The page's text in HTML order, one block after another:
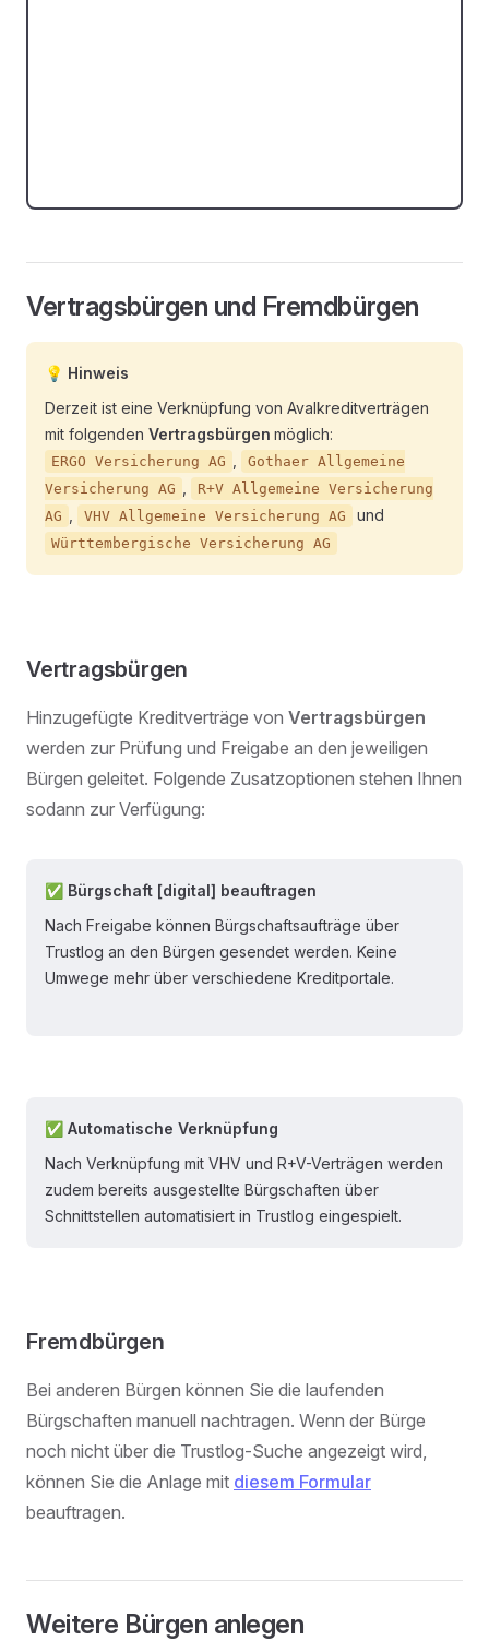
Vertragsbürgen und Fremdbürgen
💡 Hinweis
Derzeit ist eine Verknüpfung von Avalkreditverträgen
mit folgenden Vertragsbürgen möglich:
ERGO Versicherung AG
Gothaer Allgemeine
Versicherung AG
R+V Allgemeine Versicherung
AG
VHV Allgemeine Versicherung AG und
Württembergische Versicherung AG
Vertragsbürgen
Hinzugefügte Kreditverträge von Vertragsbürgen
werden zur Prüfung und Freigabe an den jeweiligen
Bürgen geleitet. Folgende Zusatzoptionen stehen Ihnen
sodann zur Verfügung:
✅ Bürgschaft [digital] beauftragen
Nach Freigabe können Bürgschaftsaufträge über
Trustlog an den Bürgen gesendet werden. Keine
Umwege mehr über verschiedene Kreditportale.
✅ Automatische Verknüpfung​
Nach Verknüpfung mit VHV und R+V-Verträgen werden
zudem bereits ausgestellte Bürgschaften über
Schnittstellen automatisiert in Trustlog eingespielt.
Fremdbürgen
Bei anderen Bürgen können Sie die laufenden
Bürgschaften manuell nachtragen. Wenn der Bürge
noch nicht über die Trustlog-Suche angezeigt wird,
können Sie die Anlage mit diesem Formular
beauftragen.
Weitere Bürgen anlegen